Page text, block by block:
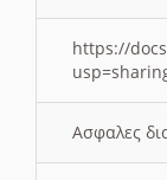
https://
Ασφαλες